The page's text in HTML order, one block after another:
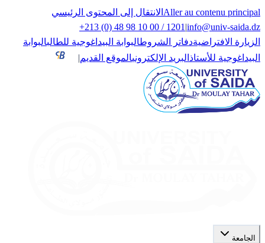
Aller au contenu principal الانتقال إلى المحتوى الرئيسي
info@univ-saida.dz
|
+213 (0) 48 98 10 00 / 1201
الزيارة الافتراضيةدفاتر الشروطالبوابة البيداغوجية للطالبالبوابة
البيداغوجية للأستاذ البريد الإلكترونيالموقع القديم|
الجامعة